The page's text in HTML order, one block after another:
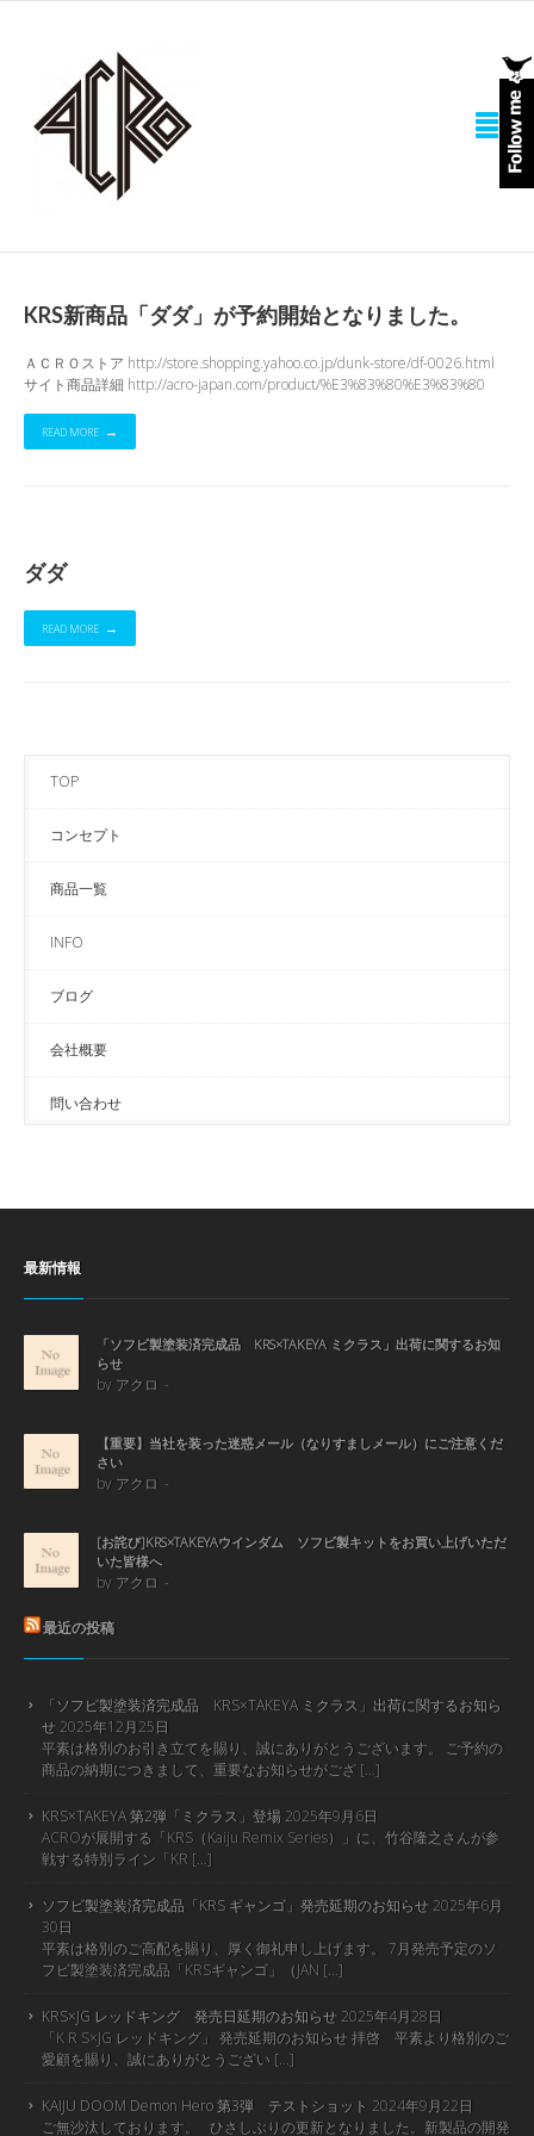
KRS新商品「ダダ」が予約開始となりました。
ＡＣＲＯストア http://store.shopping.yahoo.co.jp/dunk-store/df-0026.html
サイト商品詳細 http://acro-japan.com/product/%E3%83%80%E3%83%80
READ MORE
ダダ
READ MORE
TOP
コンセプト
商品一覧
INFO
ブログ
会社概要
問い合わせ
最新情報
「ソフビ製塗装済完成品 KRS×TAKEYA ミクラス」出荷に関するお知
らせ
by アクロ
【重要】当社を装った迷惑メール（なりすましメール）にご注意くだ
さい
by アクロ
[お詫び]KRS×TAKEYAウインダム ソフビ製キットをお買い上げいただ
いた皆様へ
by アクロ
最近の投稿
「ソフビ製塗装済完成品 KRS×TAKEYA ミクラス」出荷に関するお知ら
せ 2025年12月25日
平素は格別のお引き立てを賜り、誠にありがとうございます。 ご予約の
商品の納期につきまして、重要なお知らせがござ […]
KRS×TAKEYA 第2弾「ミクラス」登場 2025年9月6日
ACROが展開する「KRS（Kaiju Remix Series）」に、竹谷隆之さんが参
戦する特別ライン「KR […]
ソフビ製塗装済完成品「KRS ギャンゴ」発売延期のお知らせ 2025年6月
30日
平素は格別のご高配を賜り、厚く御礼申し上げます。 7月発売予定のソ
フビ製塗装済完成品「KRSギャンゴ」（JAN […]
KRS×JG レッドキング 発売日延期のお知らせ 2025年4月28日
「K R S×JG レッドキング」 発売延期のお知らせ 拝啓 平素より格別のご
愛顧を賜り、誠にありがとうござい […]
KAIJU DOOM Demon Hero 第3弾 テストショット 2024年9月22日
ご無沙汰しております。 ひさしぶりの更新となりました。新製品の開発